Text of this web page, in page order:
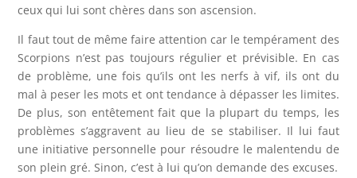
ceux qui lui sont chères dans son ascension.
Il faut tout de même faire attention car le tempérament des
Scorpions n’est pas toujours régulier et prévisible. En cas
de problème, une fois qu’ils ont les nerfs à vif, ils ont du
mal à peser les mots et ont tendance à dépasser les limites.
De plus, son entêtement fait que la plupart du temps, les
problèmes s’aggravent au lieu de se stabiliser. Il lui faut
une initiative personnelle pour résoudre le malentendu de
son plein gré. Sinon, c’est à lui qu’on demande des excuses.